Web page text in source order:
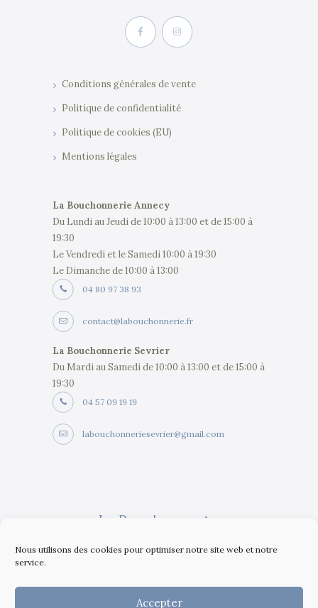
Nous utilisons des cookies pour optimiser notre site web et notre
service.
Accepter
Conditions générales de vente
Politique de confidentialité
Politique de cookies (EU)
Mentions légales
La Bouchonnerie Annecy
Du Lundi au Jeudi de 10:00 à 13:00 et de 15:00 à
19:30
Le Vendredi et le Samedi 10:00 à 19:30
Le Dimanche de 10:00 à 13:00
04 80 97 38 93
contact@labouchonnerie.fr
La Bouchonnerie Sevrier
Du Mardi au Samedi de 10:00 à 13:00 et de 15:00 à
19:30
04 57 09 19 19
labouchonneriesevrier@gmail.com
La Bouchonnerie
4,8
Voir tout les avisDonner votre avis